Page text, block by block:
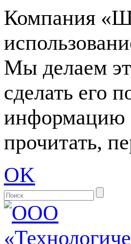
Компания
Мы делаем
сделать его
информацию
прочитать,
OK